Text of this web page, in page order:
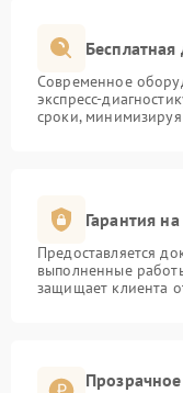
Современное
экспресс-
сроки,
Гарантия
Предоставляется
выполненные
защищает клиента